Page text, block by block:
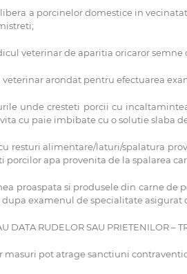
a porcinelor domestice in
veterinar de aparitia oricaror
arondat pentru efectuarea
unde cresteti porcii cu
cu paie imbibate cu o solutie slaba
resturi alimentare/laturi/spalatura
porcilor apa provenita de la spalarea
proaspata si produsele din carne de
examenul de specialitate asigurat
DATA RUDELOR SAU PRIETENILOR –
masuri pot atrage sanctiuni